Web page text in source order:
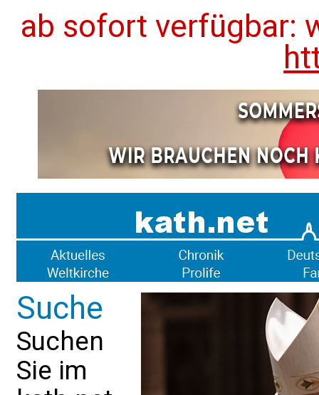
ab sofort verfügbar:
Suche
Suchen
Sie im